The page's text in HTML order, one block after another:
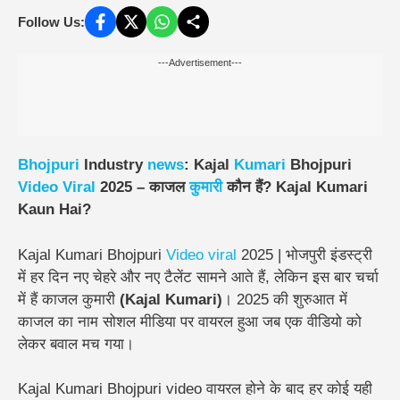
Follow Us:
---Advertisement---
Bhojpuri Industry news: Kajal Kumari Bhojpuri
Video Viral 2025 –काजलकुमारीकौन हैं? Kajal Kumari
Kaun Hai?
Kajal Kumari Bhojpuri Video viral 2025 | भोजपुरी इंडस्ट्री
में हर दिन नए चेहरे और नए टैलेंट सामने आते हैं, लेकिन इस बार चर्चा
में हैं काजल कुमारी (Kajal Kumari) । 2025 की शुरुआत में
काजल का नाम सोशल मीडिया पर वायरल हुआ जब एक वीडियो को
लेकर बवाल मच गया।
Kajal Kumari Bhojpuri video वायरल होने के बाद हर कोई यही